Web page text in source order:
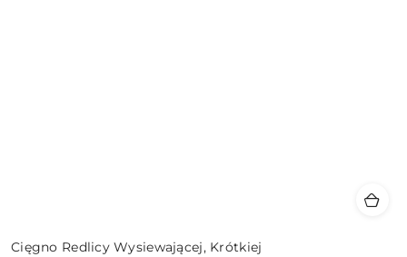
Cięgno Redlicy Wysiewającej, Krótkiej